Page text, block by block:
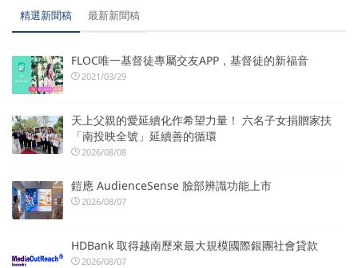
精選新聞稿 最新新聞稿
FLOC唯一基督徒專屬交友APP，基督徒的新福音
2021/03/29
天上父親的愛延續化作希望力量！ 六名子女捐贈家扶
「南投映全號」延續善的循環
2026/08/08
鎧應 AudienceSense 臉部辨識功能上市
2026/08/07
HDBank 取得越南歷來最大規模國際銀團社會貸款
2026/08/07